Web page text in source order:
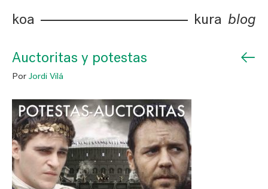
koa kura blog
Auctoritas y potestas ←
Por Jordi Vilá